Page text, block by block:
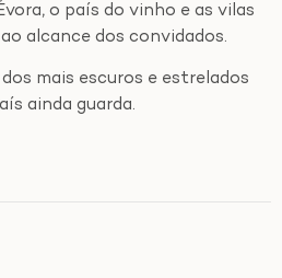
o país do vinho e as vilas
alcance dos convidados.
mais escuros e estrelados
ainda guarda.